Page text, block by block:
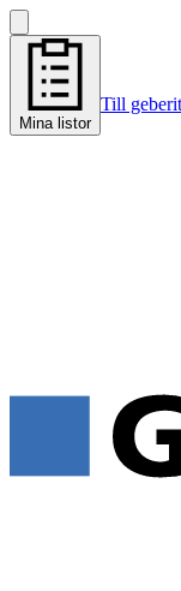
Mina listor
Till